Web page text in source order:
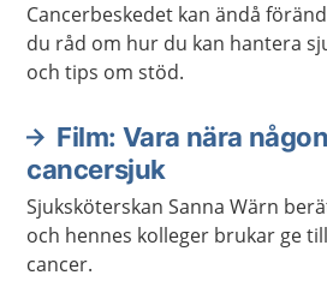
Cancerbeskedet kan ändå
du råd om hur du kan hantera
och tips om stöd.
Film: Vara nära
cancersjuk
Sjuksköterskan Sanna Wärn
och hennes kolleger brukar ge
cancer.